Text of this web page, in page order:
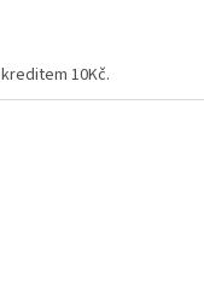
10Kč.